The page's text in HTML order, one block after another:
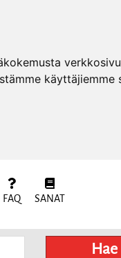
FAQ SANAT
Hae